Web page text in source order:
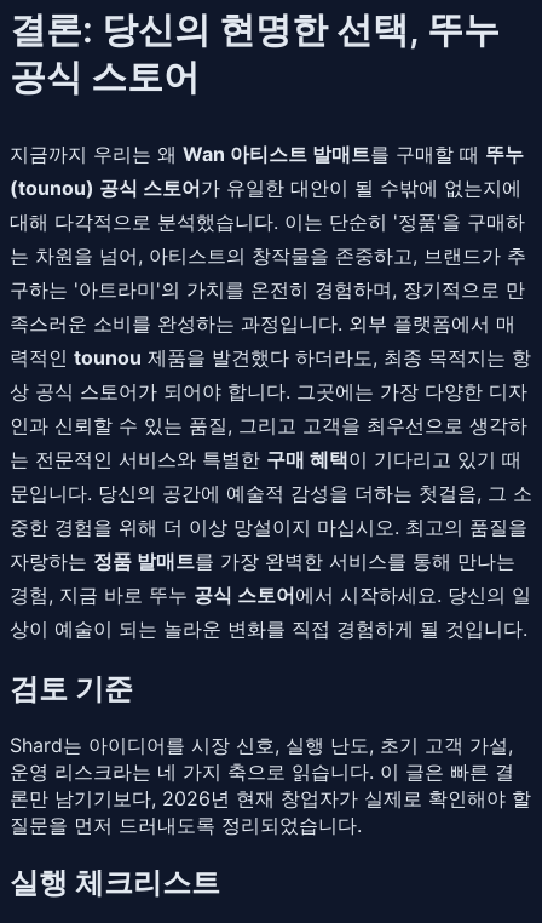
결론: 당신의 현명한 선택, 뚜누
공식 스토어
지금까지 우리는 왜 Wan 아티스트 발매트를 구매할 때 뚜누
(tounou) 공식 스토어가 유일한 대안이 될 수밖에 없는지에
대해 다각적으로 분석했습니다. 이는 단순히 '정품'을 구매하
는 차원을 넘어, 아티스트의 창작물을 존중하고, 브랜드가 추
구하는 '아트라미'의 가치를 온전히 경험하며, 장기적으로 만
족스러운 소비를 완성하는 과정입니다. 외부 플랫폼에서 매
력적인 tounou 제품을 발견했다 하더라도, 최종 목적지는 항
상 공식 스토어가 되어야 합니다. 그곳에는 가장 다양한 디자
인과 신뢰할 수 있는 품질, 그리고 고객을 최우선으로 생각하
는 전문적인 서비스와 특별한 구매 혜택이 기다리고 있기 때
문입니다. 당신의 공간에 예술적 감성을 더하는 첫걸음, 그 소
중한 경험을 위해 더 이상 망설이지 마십시오. 최고의 품질을
자랑하는 정품 발매트를 가장 완벽한 서비스를 통해 만나는
경험, 지금 바로 뚜누 공식 스토어에서 시작하세요. 당신의 일
상이 예술이 되는 놀라운 변화를 직접 경험하게 될 것입니다.
검토 기준
Shard는 아이디어를 시장 신호, 실행 난도, 초기 고객 가설,
운영 리스크라는 네 가지 축으로 읽습니다. 이 글은 빠른 결
론만 남기기보다, 2026년 현재 창업자가 실제로 확인해야 할
질문을 먼저 드러내도록 정리되었습니다.
실행 체크리스트